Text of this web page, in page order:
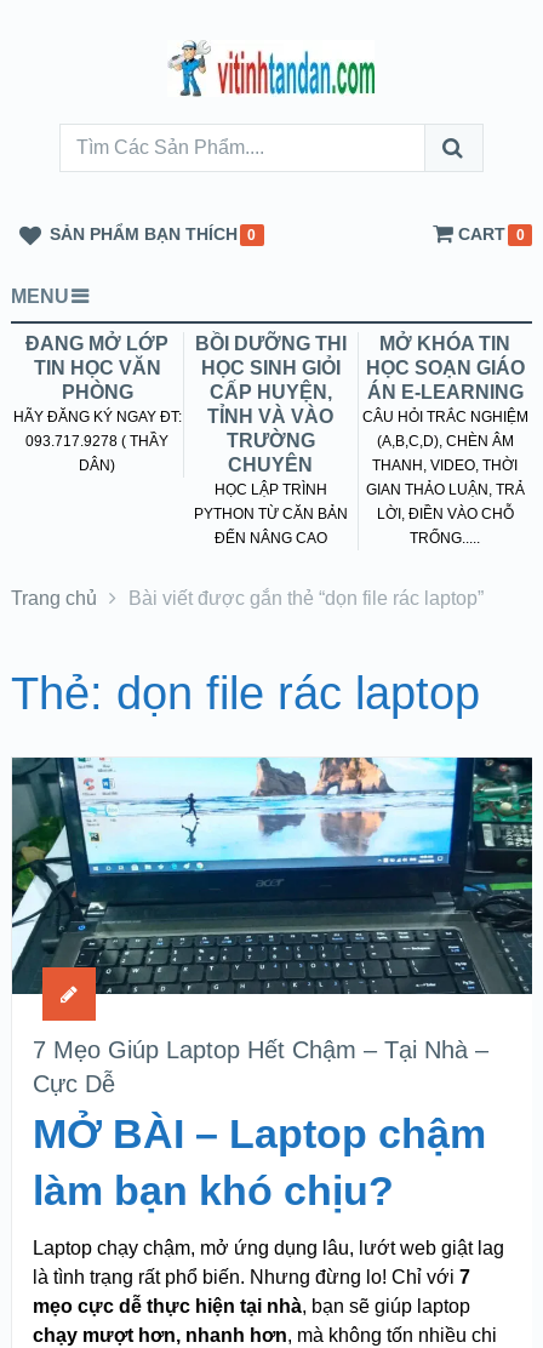
SẢN PHẨM BẠN THÍCH 0 CART 0
MENU
ĐANG MỞ LỚP
TIN HỌC VĂN
PHÒNG
HÃY ĐĂNG KÝ NGAY ĐT:
093.717.9278 ( THẦY
DÂN)
BỒI DƯỠNG THI
HỌC SINH GIỎI
CẤP HUYỆN,
TỈNH VÀ VÀO
TRƯỜNG
CHUYÊN
HỌC LẬP TRÌNH
PYTHON TỪ CĂN BẢN
ĐẾN NÂNG CAO
MỞ KHÓA TIN
HỌC SOẠN GIÁO
ÁN E-LEARNING
CÂU HỎI TRẮC NGHIỆM
(A,B,C,D), CHÈN ÂM
THANH, VIDEO, THỜI
GIAN THẢO LUẬN, TRẢ
LỜI, ĐIỀN VÀO CHỖ
TRỐNG.....
Trang chủ Bài viết được gắn thẻ “dọn file rác laptop”
Thẻ: dọn file rác laptop
7 Mẹo Giúp Laptop Hết Chậm – Tại Nhà –
Cực Dễ
MỞ BÀI – Laptop chậm
làm bạn khó chịu?
Laptop chạy chậm, mở ứng dụng lâu, lướt web giật lag
là tình trạng rất phổ biến. Nhưng đừng lo! Chỉ với 7
mẹo cực dễ thực hiện tại nhà, bạn sẽ giúp laptop
chạy mượt hơn, nhanh hơn, mà không tốn nhiều chi